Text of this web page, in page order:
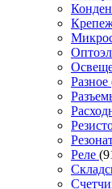
Разное
Реле